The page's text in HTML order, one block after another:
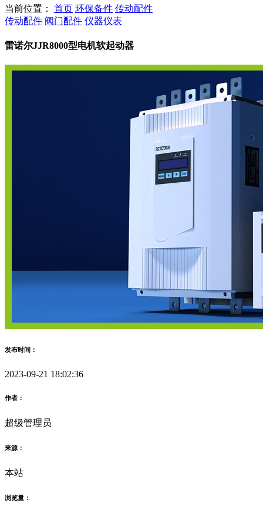
当前位置： 首页 环保备件 传动配件
传动配件 阀门配件 仪器仪表
雷诺尔JJR8000型电机软起动器
发布时间：
2023-09-21 18:02:36
作者：
超级管理员
来源：
本站
浏览量：